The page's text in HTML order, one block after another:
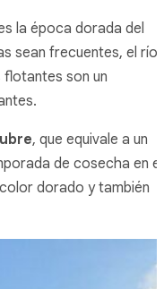
la época dorada del
sean frecuentes, el río
son un
, que equivale a un
de cosecha en el
dorado y también